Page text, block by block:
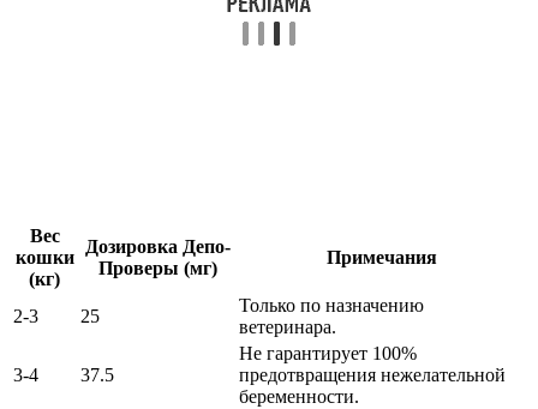
Вес
кошки
(кг)
Дозировка Депо-
Проверы (мг)
Примечания
2-3 25
Только по назначению
ветеринара.
3-4 37.5
Не гарантирует 100%
предотвращения нежелательной
беременности.